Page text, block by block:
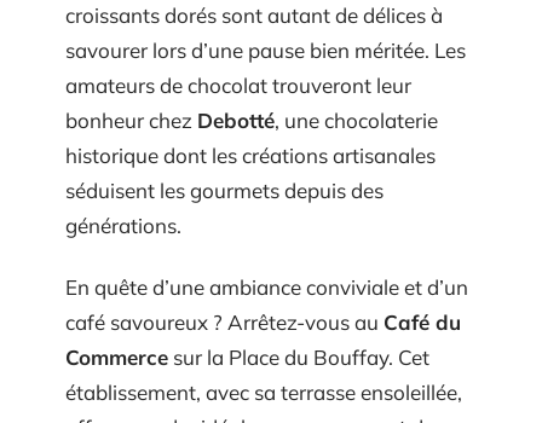
croissants dorés sont autant de délices à
savourer lors d’une pause bien méritée. Les
amateurs de chocolat trouveront leur
bonheur chez Debotté, une chocolaterie
historique dont les créations artisanales
séduisent les gourmets depuis des
générations.
En quête d’une ambiance conviviale et d’un
café savoureux ? Arrêtez-vous au Café du
Commerce sur la Place du Bouffay. Cet
établissement, avec sa terrasse ensoleillée,